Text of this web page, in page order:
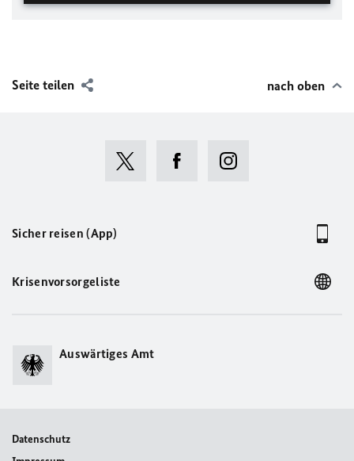
Seite teilen nach oben
Sicher reisen (App)
Krisenvorsorgeliste
Auswärtiges Amt
Datenschutz